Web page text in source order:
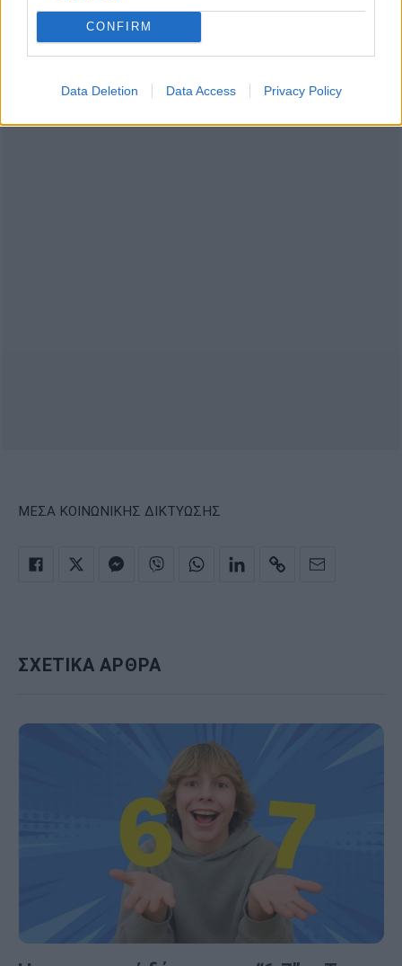
CONFIRM
Data Deletion Data Access Privacy Policy
ΜΕΣΑ ΚΟΙΝΩΝΙΚΗΣ ΔΙΚΤΥΩΣΗΣ
ΣΧΕΤΙΚΑ ΑΡΘΡΑ